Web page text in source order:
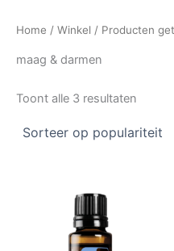
Home / Winkel / Producten
maag & darmen
Toont alle 3 resultaten